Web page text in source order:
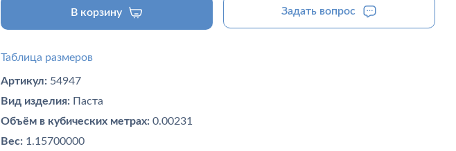
В корзину Задать вопрос
Таблица размеров
Артикул: 54947
Вид изделия: Паста
Объём в кубических метрах: 0.00231
Вес: 1.15700000